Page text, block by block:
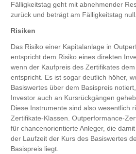
Fälligkeitstag geht mit abnehmender
zurück und beträgt am Fälligkeitstag null.
Risiken
Das Risiko einer Kapitalanlage in
entspricht dem Risiko eines direkten
wenn der Kaufpreis des Zertifikates
entspricht. Es ist sogar deutlich höher,
Basiswertes über dem Basispreis
Investor auch an Kursrückgängen
Diese Instrumente sind also wesentlich
Zertifikate-Klassen. Outperformance-
für chancenorientierte Anleger, die
der Laufzeit der Kurs des Basiswertes
Basispreis liegt.